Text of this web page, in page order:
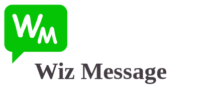
Wiz Message